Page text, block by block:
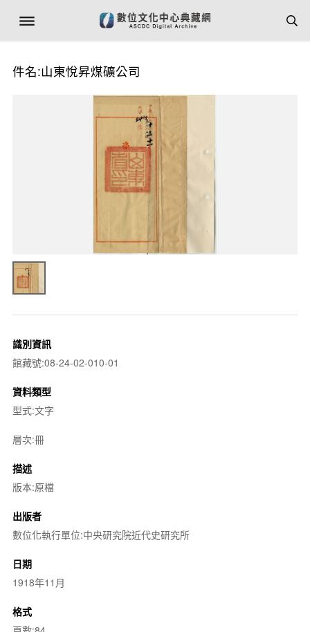
件名:山東悅昇煤礦公司
識別資訊
館藏號:08-24-02-010-01
資料類型
型式:文字
層次:冊
描述
版本:原檔
出版者
數位化執行單位:中央研究院近代史研究所
日期
1918年11月
格式